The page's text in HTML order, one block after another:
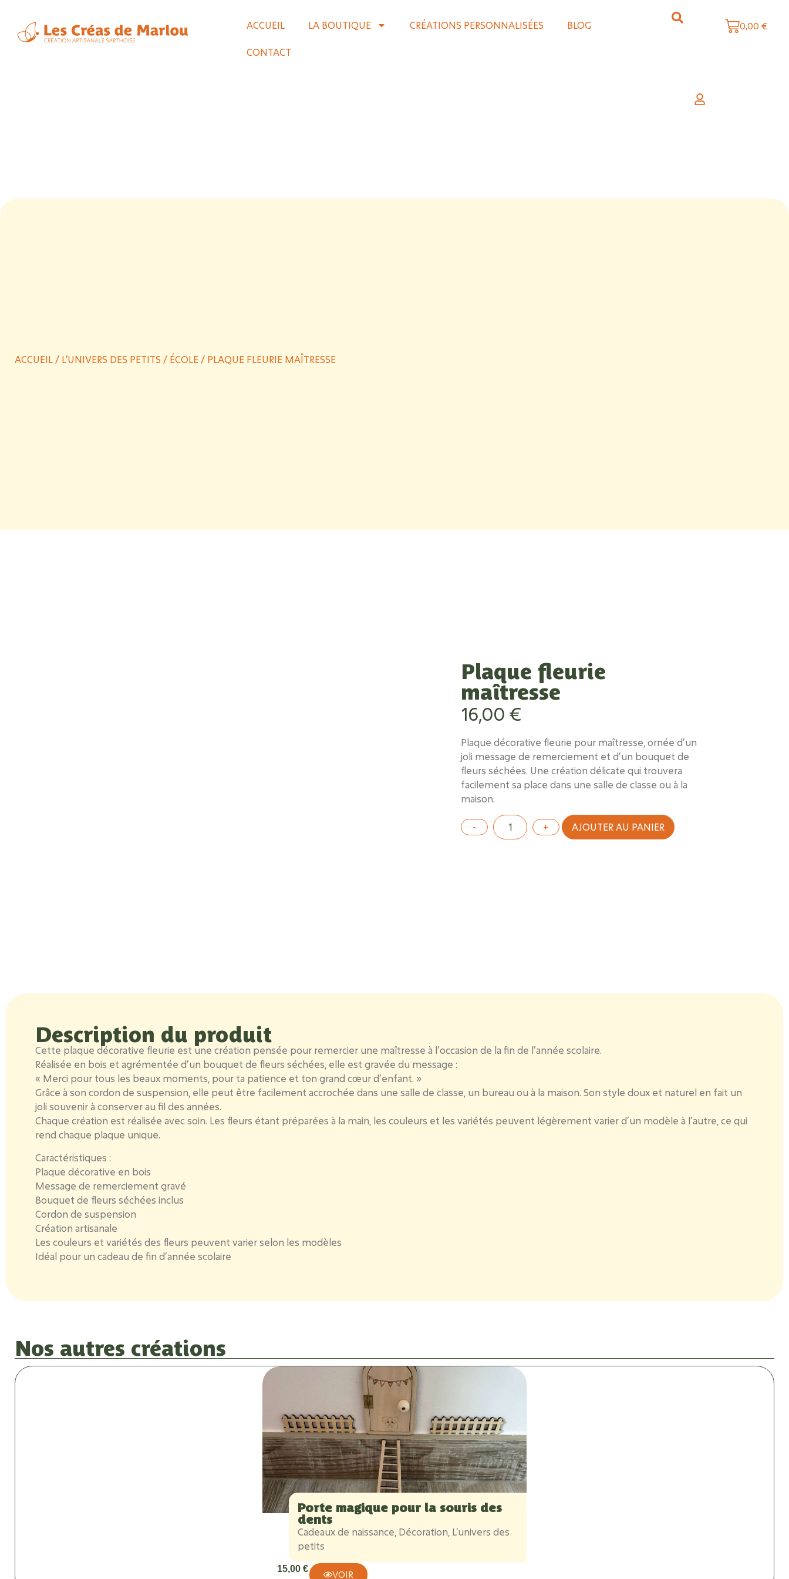
ACCUEIL LA BOUTIQUE CRÉATIONS PERSONNALISÉES BLOG
CONTACT
0,00 €
ACCUEIL/ L'UNIVERS DES PETITS / ÉCOLE/ PLAQUE FLEURIE MAÎTRESSE
Plaque fleurie
maîtresse
16,00 €
Plaque décorative fleurie pour maîtresse, ornée d’un
joli message de remerciement et d’un bouquet de
fleurs séchées. Une création délicate qui trouvera
facilement sa place dans une salle de classe ou à la
maison.
AJOUTER AU PANIER
Description du produit
Cette plaque décorative fleurie est une création pensée pour remercier une maîtresse à l’occasion de la fin de l’année scolaire.
Réalisée en bois et agrémentée d’un bouquet de fleurs séchées, elle est gravée du message :
« Merci pour tous les beaux moments, pour ta patience et ton grand cœur d’enfant. »
Grâce à son cordon de suspension, elle peut être facilement accrochée dans une salle de classe, un bureau ou à la maison. Son style doux et naturel en fait un
joli souvenir à conserver au fil des années.
Chaque création est réalisée avec soin. Les fleurs étant préparées à la main, les couleurs et les variétés peuvent légèrement varier d’un modèle à l’autre, ce qui
rend chaque plaque unique.
Caractéristiques :
Plaque décorative en bois
Message de remerciement gravé
Bouquet de fleurs séchées inclus
Cordon de suspension
Création artisanale
Les couleurs et variétés des fleurs peuvent varier selon les modèles
Idéal pour un cadeau de fin d’année scolaire
Nos autres créations
Porte magique pour la souris des
dents
Cadeaux de naissance Décoration L'univers des
petits
15,00 € VOIR